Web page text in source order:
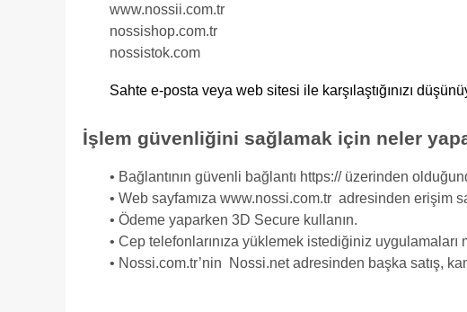
www.nossii.com.tr
nossishop.com.tr
nossistok.com
Sahte e-posta veya web sitesi ile karşılaştığınızı
İşlem güvenliğini sağlamak için neler
• Bağlantının güvenli bağlantı https:// üzerinden
• Web sayfamıza www.nossi.com.tr adresinden erişim
• Ödeme yaparken 3D Secure kullanın.
• Cep telefonlarınıza yüklemek istediğiniz
• Nossi.com.tr’nin Nossi.net adresinden başka satış,